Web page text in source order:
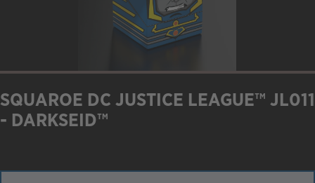
SQUAROE DC JUSTICE LEAGUE™ JL011
- DARKSEID™